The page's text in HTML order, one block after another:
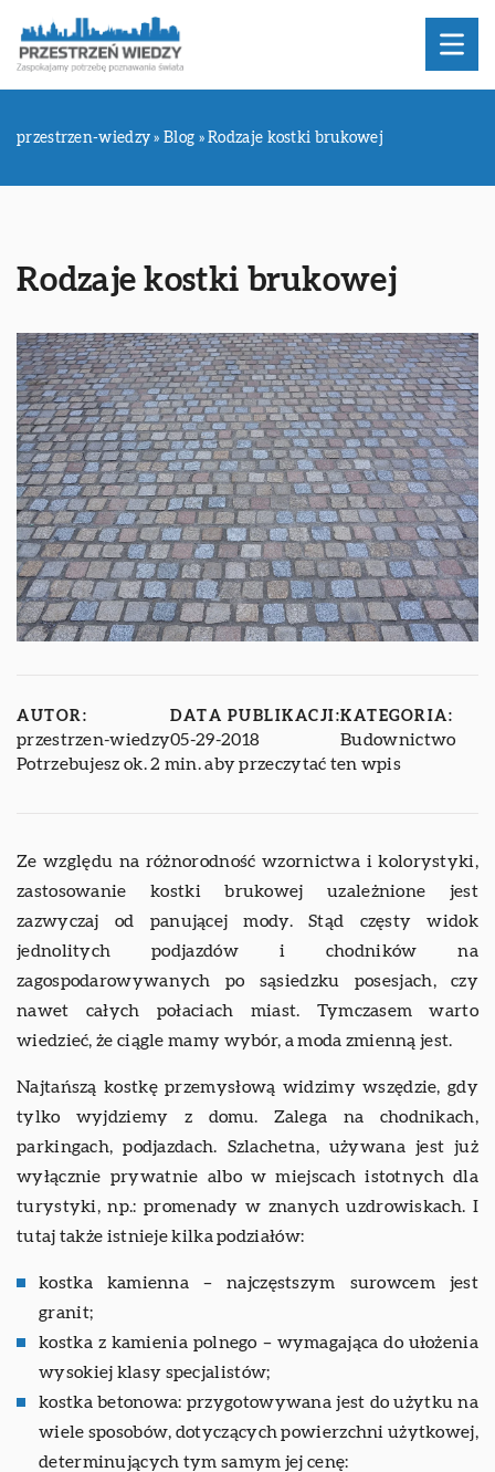
przestrzen-wiedzy »Blog »Rodzaje kostki brukowej
Rodzaje kostki brukowej
AUTOR:
przestrzen-wiedzy
DATA PUBLIKACJI:
05-29-2018
KATEGORIA:
Budownictwo
Potrzebujesz ok. 2 min. aby przeczytać ten wpis
Ze względu na różnorodność wzornictwa i kolorystyki,
zastosowanie kostki brukowej uzależnione jest
zazwyczaj od panującej mody. Stąd częsty widok
jednolitych podjazdów i chodników na
zagospodarowywanych po sąsiedzku posesjach, czy
nawet całych połaciach miast. Tymczasem warto
wiedzieć, że ciągle mamy wybór, a moda zmienną jest.
Najtańszą kostkę przemysłową widzimy wszędzie, gdy
tylko wyjdziemy z domu. Zalega na chodnikach,
parkingach, podjazdach. Szlachetna, używana jest już
wyłącznie prywatnie albo w miejscach istotnych dla
turystyki, np.: promenady w znanych uzdrowiskach. I
tutaj także istnieje kilka podziałów:
kostka kamienna – najczęstszym surowcem jest
granit;
kostka z kamienia polnego – wymagająca do ułożenia
wysokiej klasy specjalistów;
kostka betonowa: przygotowywana jest do użytku na
wiele sposobów, dotyczących powierzchni użytkowej,
determinujących tym samym jej cenę: